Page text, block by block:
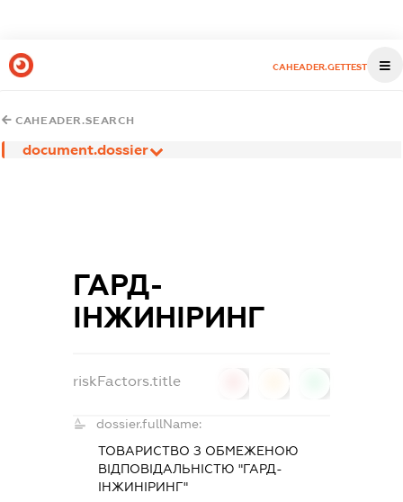
CAHEADER.GETTEST
CAHEADER.SEARCH
document.dossier
ГАРД-
ІНЖИНІРИНГ
riskFactors.title
dossier.fullName:
ТОВАРИСТВО З ОБМЕЖЕНОЮ
ВІДПОВІДАЛЬНІСТЮ "ГАРД-
ІНЖИНІРИНГ"